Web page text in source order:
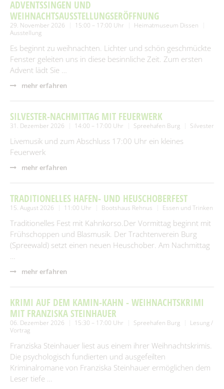
Fundtiere
Zahlen & Statistik
Formularservice
Spielplätze
Spenden & Sponsoring
Tourismus
ADVENTSSINGEN UND
WEIHNACHTSAUSSTELLUNGSERÖFFNUNG
29. November 2026 15:00 – 17:00 Uhr
Heimatmuseum Dissen
Ausstellung
Es beginnt zu weihnachten. Lichter und schön geschmückte
Fenster geleiten uns in diese besinnliche Zeit. Zum ersten
Advent lädt Sie …
mehr erfahren
SILVESTER-NACHMITTAG MIT FEUERWERK
31. Dezember 2026 14:00 – 17:00 Uhr Spreehafen Burg Silvester
Livemusik und zum Abschluss 17:00 Uhr ein kleines
Feuerwerk
mehr erfahren
TRADITIONELLES HAFEN- UND HEUSCHOBERFEST
15. August 2026 11:00 Uhr Bootshaus Rehnus Essen und Trinken
Traditionelles Fest mit Kahnkorso.Der Vormittag beginnt mit
Frühschoppen und Blasmusik. Der Trachtenverein Burg
(Spreewald) setzt einen neuen Heuschober. Am Nachmittag
…
mehr erfahren
KRIMI AUF DEM KAMIN-KAHN - WEIHNACHTSKRIMI
MIT FRANZISKA STEINHAUER
06. Dezember 2026 15:30 – 17:00 Uhr Spreehafen Burg
Lesung /
Vortrag
Franziska Steinhauer liest aus einem ihrer Weihnachtskrimis.
Die psychologisch fundierten und ausgefeilten
Kriminalromane von Franziska Steinhauer ermöglichen dem
Leser tiefe …
SUCHEN